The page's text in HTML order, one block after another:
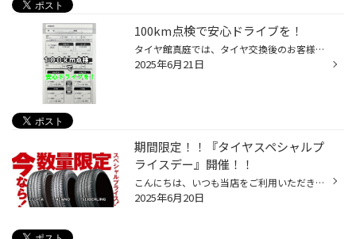
100km点検で安心ドライブを！
タイヤ館真庭では、タイヤ交換後のお客様に 100km点検 をおすすめしています。 「なぜ100km点検が必要なの？」 と思われる方もいらっしゃるかもしれません。 タイヤ交換後の走行では、 タイヤが馴染むことで取り付けナットの緩みや空気圧の変化が生じることがあります。 100km点検では、 これらの初...
2025年6月21日
期間限定！！『タイヤスペシャルプ
ライスデー』開催！！
こんにちは、いつも当店をご利用いただきましてありがとうございます。 本日より、コクピット・タイヤ館におきまして、 期間限定！ サイズ限定！！ 数量限定！！！ お得にお買い求めいただける、「タイヤスペシャルプライスデー」がスタートします！ お得なタイヤのご紹介！！ ワゴンR、N-BOX、タン...
2025年6月20日